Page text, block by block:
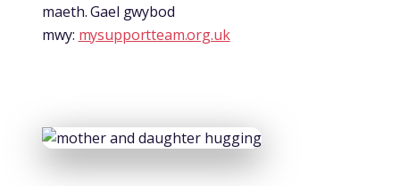
maeth. Gael gwybod
mwy: mysupportteam.org.uk